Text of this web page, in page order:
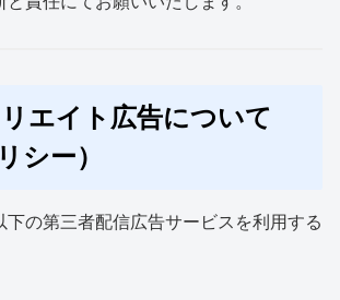
エイト広告について
シー）
下の第三者配信広告サービスを利用する